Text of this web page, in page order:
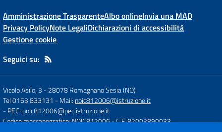
Amministrazione TrasparenteAlbo onlineInvia una MAD
Privacy PolicyNote LegaliDichiarazioni di accessibilità
Gestione cookie
Seguici su:
Vicolo Asilo, 3 -28078 Romagnano Sesia (NO)
Tel 0163 833131 - Mail: noic812006@istruzione.it
- PEC: noic812006@pec.istruzione.it
Codice meccanografico: NOIC812006- C.F. 82003890033